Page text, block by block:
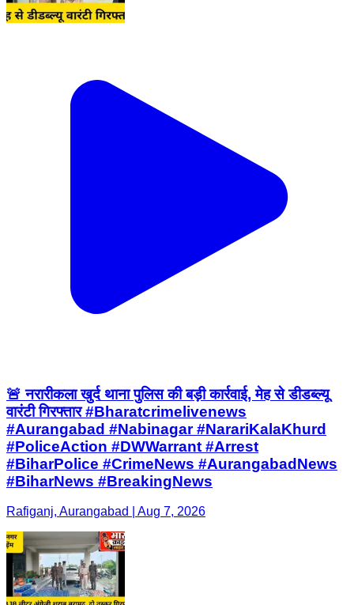
🚨 नरारीकला खुर्द थाना पुलिस की बड़ी कार्रवाई, मेह से डीडब्ल्यू
वारंटी गिरफ्तार #Bharatcrimelivenews
#Aurangabad #Nabinagar #NarariKalaKhurd
#PoliceAction #DWWarrant #Arrest
#BiharPolice #CrimeNews #AurangabadNews
#BiharNews #BreakingNews
Rafiganj, Aurangabad | Aug 7, 2026